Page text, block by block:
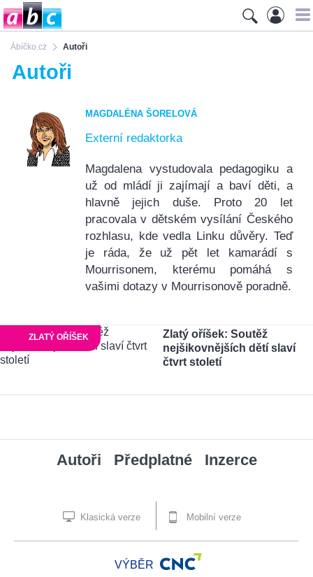
Ábíčko.cz Autoři
Autoři
MAGDALÉNA ŠORELOVÁ
Externí redaktorka
Magdalena vystudovala pedagogiku a
už od mládí ji zajímají a baví děti, a
hlavně jejich duše. Proto 20 let
pracovala v dětském vysílání Českého
rozhlasu, kde vedla Linku důvěry. Teď
je ráda, že už pět let kamarádí s
Mourrisonem, kterému pomáhá s
vašimi dotazy v Mourrisonově poradně.
ZLATÝ OŘÍŠEK
Zlatý oříšek: Soutěž
nejšikovnějších dětí slaví
čtvrt století
Autoři Předplatné Inzerce
Klasická verze Mobilní verze
VÝBĚR